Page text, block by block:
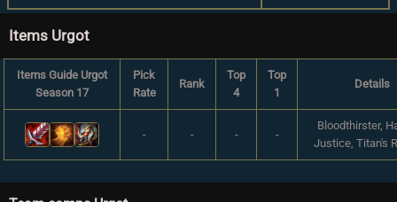
Items Urgot
Items Guide Urgot
Season 17
Pick
Rate
Rank
Top
4
Top
1
Details
- - - -
Bloodthirster,
Justice, Titan's